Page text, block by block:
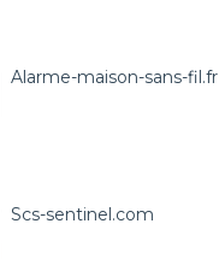
Alarme-maison-sans-fil.fr
Scs-sentinel.com